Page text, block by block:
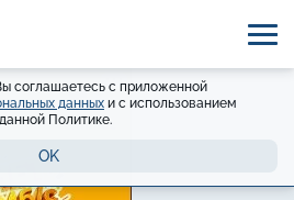
соглашаетесь с приложенной
данных и с использованием
Политике.
OK